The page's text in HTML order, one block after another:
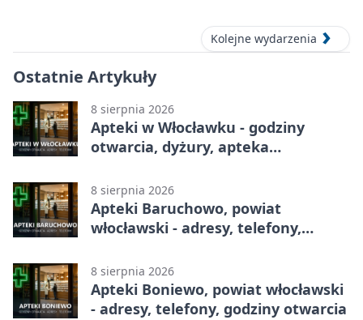
Kolejne wydarzenia
Ostatnie Artykuły
8 sierpnia 2026
Apteki w Włocławku - godziny
otwarcia, dyżury, apteka
8 sierpnia 2026
Apteki Baruchowo, powiat
włocławski - adresy, telefony,
8 sierpnia 2026
Apteki Boniewo, powiat włocławski
- adresy, telefony, godziny otwarcia